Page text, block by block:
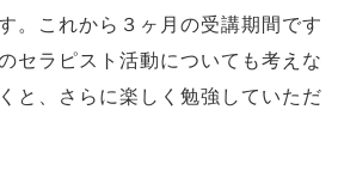
。これから３ヶ月の受講期間です
セラピスト活動についても考えな
と、さらに楽しく勉強していただ